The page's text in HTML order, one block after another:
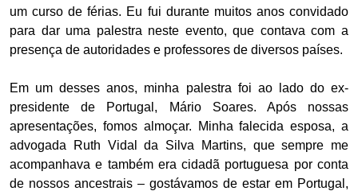
um curso de férias. Eu fui durante muitos anos convidado
para dar uma palestra neste evento, que contava com a
presença de autoridades e professores de diversos países.
Em um desses anos, minha palestra foi ao lado do ex-
presidente de Portugal, Mário Soares. Após nossas
apresentações, fomos almoçar. Minha falecida esposa, a
advogada Ruth Vidal da Silva Martins, que sempre me
acompanhava e também era cidadã portuguesa por conta
de nossos ancestrais – gostávamos de estar em Portugal,